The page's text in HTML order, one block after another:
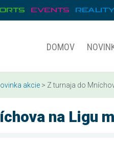
DOMOV
akcie > Z turnaja do
na Ligu